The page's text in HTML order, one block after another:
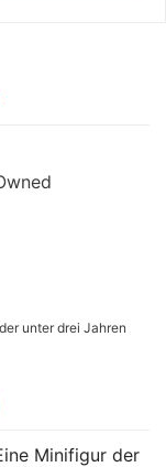
unter drei Jahren
Minifigur der